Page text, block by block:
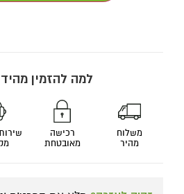
למה להזמין
משלוח
מהיר
רכישה
מאובטחת